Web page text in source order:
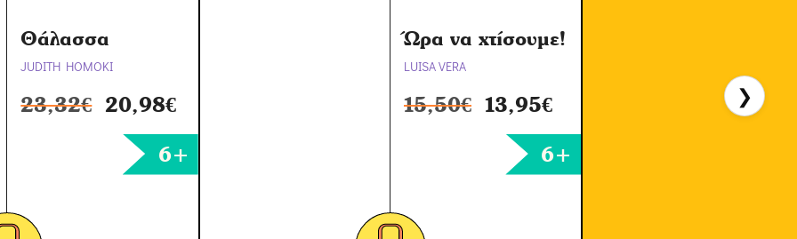
*
Θάλασσα
JUDITH HOMOKI
23,32€ 20,98€
6+
Ώρα να χτίσουμε!
LUISA VERA
15,50€ 13,95€
6+
❯